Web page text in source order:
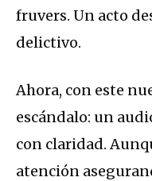
fruvers. Un acto
delictivo.
Ahora, con este
escándalo: un
con claridad.
atención